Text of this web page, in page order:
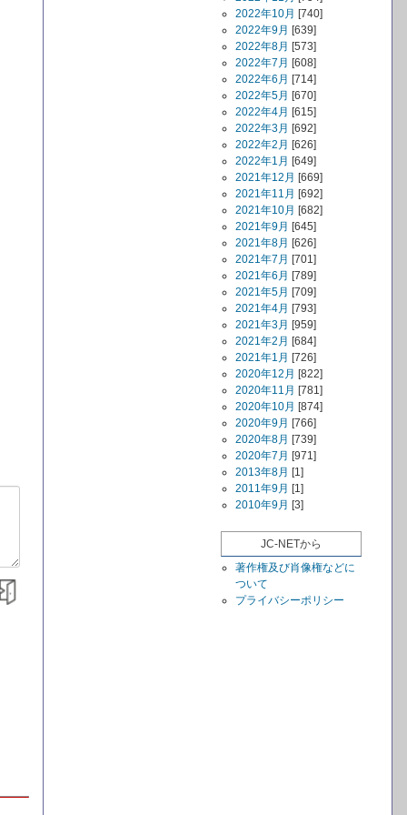
2022年10月 [740]
2022年9月 [639]
2022年8月 [573]
2022年7月 [608]
2022年6月 [714]
2022年5月 [670]
2022年4月 [615]
2022年3月 [692]
2022年2月 [626]
2022年1月 [649]
2021年12月 [669]
2021年11月 [692]
2021年10月 [682]
2021年9月 [645]
2021年8月 [626]
2021年7月 [701]
2021年6月 [789]
2021年5月 [709]
2021年4月 [793]
2021年3月 [959]
2021年2月 [684]
2021年1月 [726]
2020年12月 [822]
2020年11月 [781]
2020年10月 [874]
2020年9月 [766]
2020年8月 [739]
2020年7月 [971]
2013年8月 [1]
2011年9月 [1]
2010年9月 [3]
JC-NETから
著作権及び肖像権などに
ついて
プライバシーポリシー